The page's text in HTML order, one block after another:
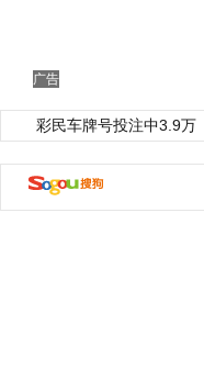
广告
彩民车牌号投注中3.9万